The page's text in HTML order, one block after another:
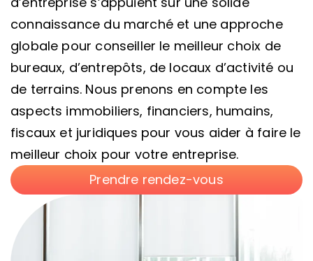
connaissance du marché et une approche
globale pour conseiller le meilleur choix de
bureaux, d’entrepôts, de locaux d’activité ou
de terrains. Nous prenons en compte les
aspects immobiliers, financiers, humains,
fiscaux et juridiques pour vous aider à faire le
meilleur choix pour votre entreprise.
Prendre rendez-vous